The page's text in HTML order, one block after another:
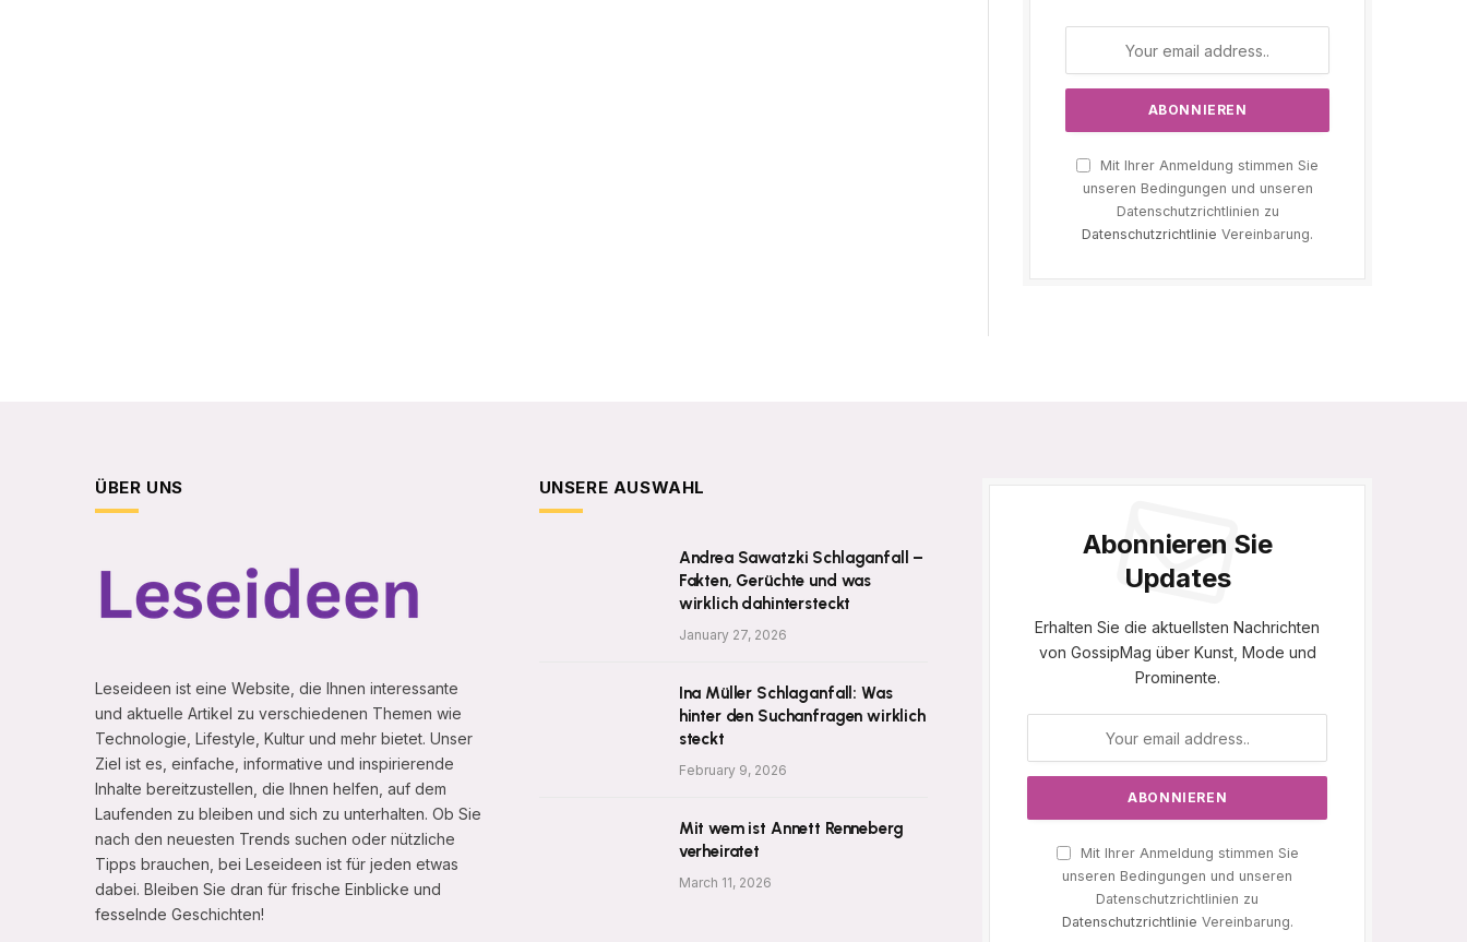
Mit Ihrer Anmeldung stimmen Sie
unseren Bedingungen und unseren
Datenschutzrichtlinien zu
Datenschutzrichtlinie Vereinbarung.
ÜBER UNS
Leseideen ist eine Website, die Ihnen interessante
und aktuelle Artikel zu verschiedenen Themen wie
Technologie, Lifestyle, Kultur und mehr bietet. Unser
Ziel ist es, einfache, informative und inspirierende
Inhalte bereitzustellen, die Ihnen helfen, auf dem
Laufenden zu bleiben und sich zu unterhalten. Ob Sie
nach den neuesten Trends suchen oder nützliche
Tipps brauchen, bei Leseideen ist für jeden etwas
dabei. Bleiben Sie dran für frische Einblicke und
fesselnde Geschichten!
UNSERE AUSWAHL
Andrea Sawatzki Schlaganfall –
Fakten, Gerüchte und was
wirklich dahintersteckt
January 27, 2026
Ina Müller Schlaganfall: Was
hinter den Suchanfragen wirklich
steckt
February 9, 2026
Mit wem ist Annett Renneberg
verheiratet
March 11, 2026
Abonnieren Sie
Updates
Erhalten Sie die aktuellsten Nachrichten
von GossipMag über Kunst, Mode und
Prominente.
Mit Ihrer Anmeldung stimmen Sie
unseren Bedingungen und unseren
Datenschutzrichtlinien zu
Datenschutzrichtlinie Vereinbarung.